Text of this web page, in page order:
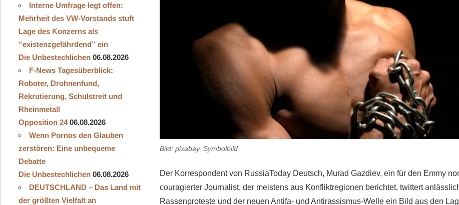
Bild: pixabay. Symbolbild
Der Korrespondent von RussiaToday Deutsch, Murad Gazdiev, ein für den Emmy
couragierter Journalist, der meistens aus Konfliktregionen berichtet, twittert
Rassenproteste und der neuen Antifa- und Antirassismus-Welle ein Bild aus den
Interne Umfrage legt offen:
Mehrheit des VW-Vorstands stuft
Lage des Konzerns als
“existenzgefährdend” ein
Die Unbestechlichen 06.08.2026
F-News Tagesüberblick:
Roboter, Drohnenfund,
Rekrutierung, Schulstreit und
Rheinmetall
Opposition 24 06.08.2026
Wenn Pornos den Glauben
zerstören: Eine unbequeme
Debatte
Die Unbestechlichen 06.08.2026
DEUTSCHLAND – Das Land mit
der größten Vielfalt an